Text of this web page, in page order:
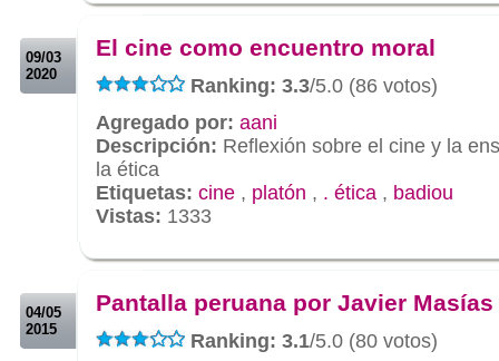
09/03
2020
El cine como encuentro moral
Ranking: 3.3/5.0 (86 votos)
Agregado por: aani
Descripción: Reflexión sobre el cine y la
la ética
Etiquetas: cine , platón , . ética , badiou
Vistas: 1333
04/05
2015
Pantalla peruana por Javier Masías
Ranking: 3.1/5.0 (80 votos)